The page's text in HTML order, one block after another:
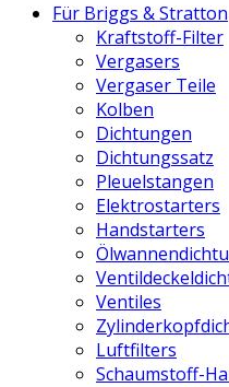
Für Briggs & Stratton
Kraftstoff-Filter
Vergasers
Vergaser Teile
Kolben
Dichtungen
Dichtungssatz
Pleuelstangen
Elektrostarters
Handstarters
Ventiles
Luftfilters
Schaumstoff-